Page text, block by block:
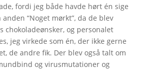
fordi jeg både havde hørt én sige
anden “Noget mørkt”, da de blev
chokoladeønsker, og personalet
jeg virkede som én, der ikke gerne
de andre fik. Der blev også talt om
og virusmutationer og